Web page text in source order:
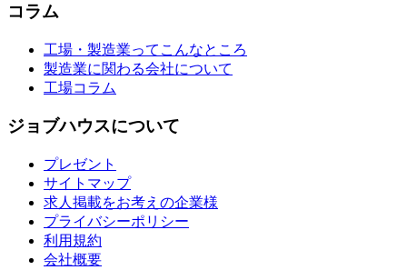
コラム
工場・製造業ってこんなところ
製造業に関わる会社について
工場コラム
ジョブハウスについて
プレゼント
サイトマップ
求人掲載をお考えの企業様
プライバシーポリシー
利用規約
会社概要